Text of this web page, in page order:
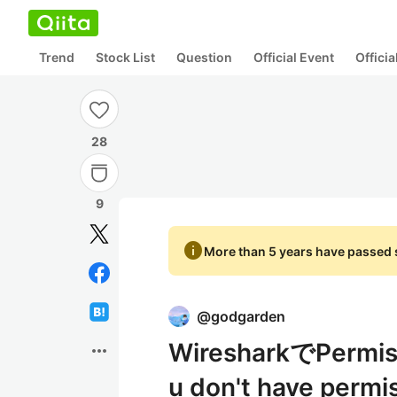
Trend Stock List Question Official Event
28
9
more_horiz
infoMore than 5 years have
@godgarden
Wiresharkで
u don't have